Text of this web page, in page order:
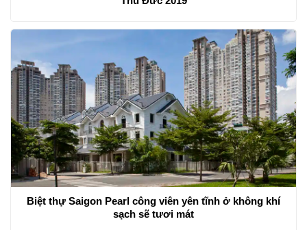
Biệt thự Saigon Pearl công viên yên tĩnh ở không khí
sạch sẽ tươi mát